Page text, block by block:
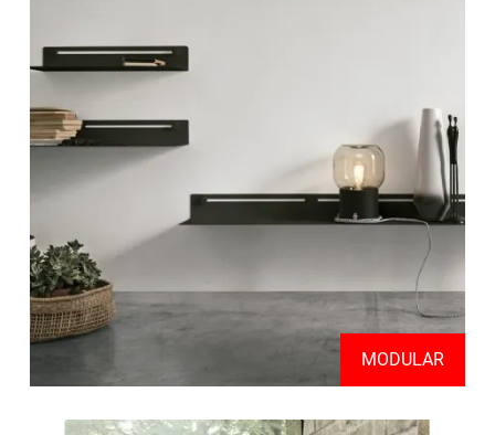
MODULAR